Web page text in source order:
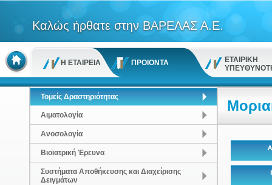
Καλώς ήρθατε στην ΒΑΡΕΛΑΣ Α.Ε.
Η ΕΤΑΙΡΕΙΑ ΠΡΟΙΟΝΤΑ
ΕΤΑΙΡΙΚΗ
Τομείς Δραστηριότητας
Αιματολογία
Ανοσολογία
Βιοϊατρική Έρευνα
Συστήματα Αποθήκευσης και Διαχείρισης
Δειγμάτων